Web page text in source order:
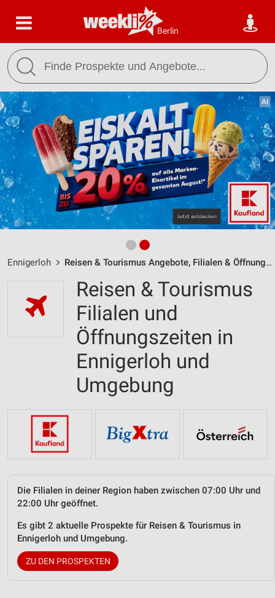
Berlin
Ennigerloh Reisen & Tourismus Angebote, Filialen & Öffnungszeiten
Reisen & Tourismus
Filialen und
Öffnungszeiten in
Ennigerloh und
Umgebung
Die Filialen in deiner Region haben zwischen 07:00 Uhr und
22:00 Uhr geöffnet.
Es gibt 2 aktuelle Prospekte für Reisen & Tourismus in
Ennigerloh und Umgebung.
ZU DEN PROSPEKTEN